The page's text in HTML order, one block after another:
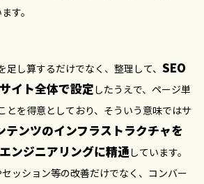
す。
し算するだけでなく、整理して、 SEO
イト全体で設定 したうえで、ページ単
とを得意としており、そういう意味ではサ
テンツのインフラストラクチャを
ンジニアリングに精通 しています。
ッション等の改善だけでなく、コンバー